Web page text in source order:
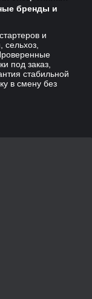
бренды и
и
под заказ,
стабильной
в смену без